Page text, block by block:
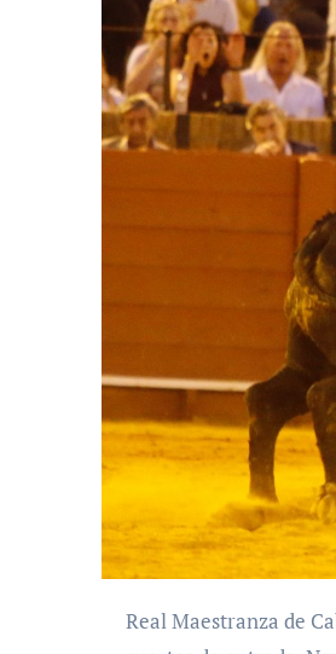
Real Maestranza de